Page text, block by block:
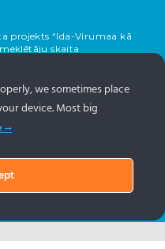
projekts “Ida-Virumaa kā
skaita
we sometimes place
device. Most big